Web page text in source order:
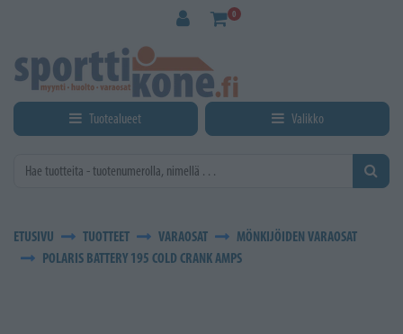
0
Tuotealueet Valikko
ETUSIVU TUOTTEET VARAOSAT
MÖNKIJÖIDEN VARAOSAT
POLARIS BATTERY 195 COLD CRANK AMPS